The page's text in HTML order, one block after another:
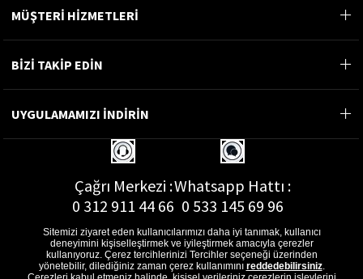
MÜŞTERİ HİZMETLERİ
BİZİ TAKİP EDİN
UYGULAMAMIZI İNDİRİN
Çağrı Merkezi :
0 312 911 44 66
Whatsapp Hattı :
0 533 145 69 96
E-Posta Adresi :
Sitemizi ziyaret eden kullanıcılarımızı daha iyi tanımak, kullanıcı
deneyimini kişiselleştirmek ve iyileştirmek amacıyla çerezler
kullanıyoruz. Çerez tercihlerinizi Tercihler seçeneği üzerinden
yönetebilir, dilediğiniz zaman çerez kullanımını reddedebilirsiniz.